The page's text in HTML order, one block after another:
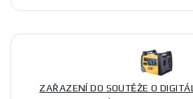
ZAŘAZENÍ DO SOUTĚŽE O